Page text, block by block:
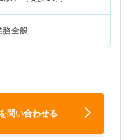
務全般
問い合わせる